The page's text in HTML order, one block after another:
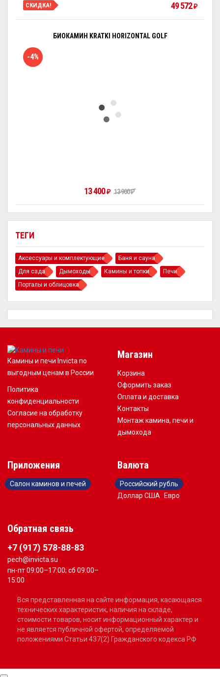
ТЕГИ
Аксессуары и комплектующие
Баня и сауна
Для сада
Дымоходы Камины и топки
Печи
Порталы и облицовка
СКИДКА! 49 572₽
БИОКАМИН KRATKI HORIZONTAL GOLF
-4%
13 400₽ 13 900₽
Камины и печи Invicta по
выгодным ценам в России
Политика
конфиденциальности
Согласие на обработку
персональных данных
Магазин
Корзина
Оформить заказ
Оплата и доставка
Контакты
Монтаж камина, печи и
дымохода
Приложения
Салон каминов и печей
Валюта
Российский рубль
Доллар США
Евро
Обратная связь
+7 (917) 578-88-83
pech@invicta.su
пн-пт 09:00–17:00; сб 09:00–
15:00
Вся представленная на сайте информация, касающаяся
технических характеристик, наличия на складе,
стоимости товаров, носит информационный характер и
не является публичной офертой, определяемой
положениями Статьи 437(2) Гражданского кодекса РФ